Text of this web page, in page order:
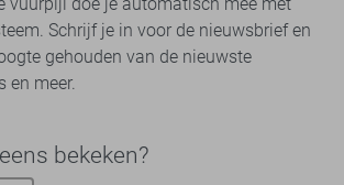
Schrijf je in voor de nieuwsbrief en
gehouden van de nieuwste
en meer.
bekeken?